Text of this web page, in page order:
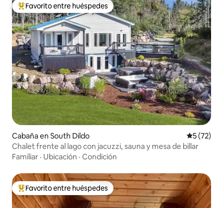
Favorito entre huéspedes preferido
Favorito entre huéspedes
Cabaña en South Dildo
5 (72)
Chalet frente al lago con jacuzzi, sauna y mesa de billar
Familiar · Ubicación · Condición
Favorito entre huéspedes preferido
Favorito entre huéspedes